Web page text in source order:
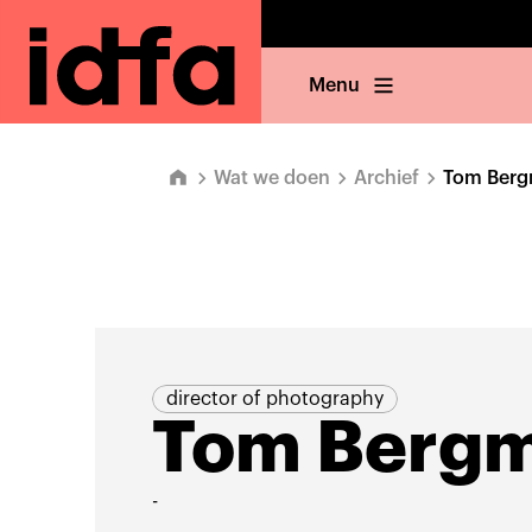
Menu
Wat we doen Archief Tom
director of photography
Tom
-